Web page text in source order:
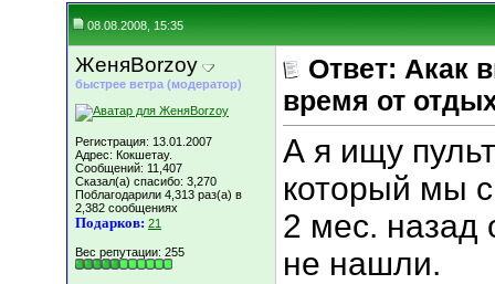
08.08.2008, 15:35
ЖеняBorzoy
быстрее ветра (модератор)
Регистрация: 13.01.2007
Адрес: Кокшетау.
Сообщений: 11,407
Сказал(а) спасибо: 3,270
Поблагодарили 4,313 раз(а) в
2,382 сообщениях
Подарков: 21
Вес репутации: 255
Ответ: Акак
время от
А я ищу
который мы
2 мес. назад
не нашли.